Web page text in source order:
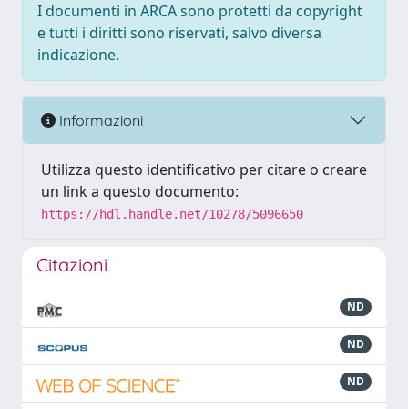
I documenti in ARCA sono protetti da copyright
e tutti i diritti sono riservati, salvo diversa
indicazione.
Informazioni
Utilizza questo identificativo per citare o creare
un link a questo documento:
https://hdl.handle.net/10278/5096650
Citazioni
ND
ND
ND